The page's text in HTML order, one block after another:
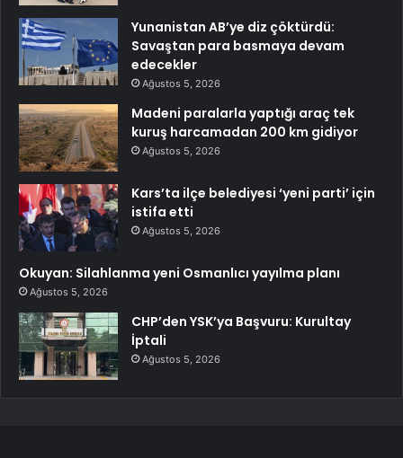
Yunanistan AB’ye diz çöktürdü:
Savaştan para basmaya devam
edecekler
Ağustos 5, 2026
Madeni paralarla yaptığı araç tek
kuruş harcamadan 200 km gidiyor
Ağustos 5, 2026
Kars’ta ilçe belediyesi ‘yeni parti’ için
istifa etti
Ağustos 5, 2026
Okuyan: Silahlanma yeni Osmanlıcı yayılma planı
Ağustos 5, 2026
CHP’den YSK’ya Başvuru: Kurultay
İptali
Ağustos 5, 2026